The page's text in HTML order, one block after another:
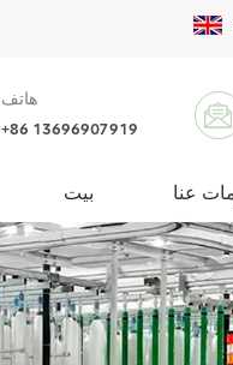
هاتف
+86 13696907919
بيت عنا